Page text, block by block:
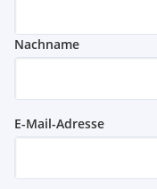
Nachname
E-Mail-Adresse